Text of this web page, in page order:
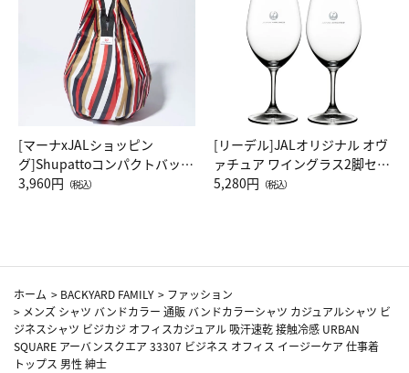
[マーナxJALショッピン
グ]Shupattoコンパクトバッグ
Drop JAL客室乗務員（LC）ス
3,960円 （税込）
[リーデル]JALオリジナル オヴ
ァチュア ワイングラス2脚セッ
ト（レッドワイン）
5,280円 （税込）
ホーム > BACKYARD FAMILY > ファッション
> メンズ シャツ バンドカラー 通販 バンドカラーシャツ カジュアルシャツ ビ
ジネスシャツ ビジカジ オフィスカジュアル 吸汗速乾 接触冷感 URBAN
SQUARE アーバンスクエア 33307 ビジネス オフィス イージーケア 仕事着
トップス 男性 紳士